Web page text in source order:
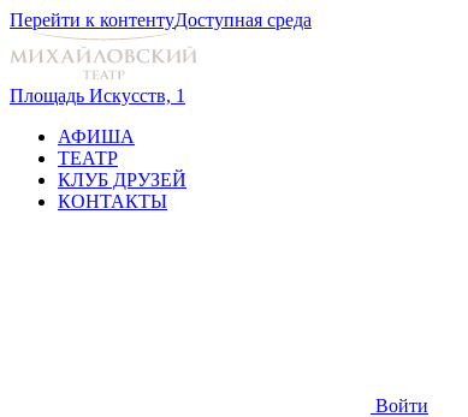
Перейти к контентуДоступная среда
Площадь Искусств, 1
АФИША
ТЕАТР
КЛУБ ДРУЗЕЙ
КОНТАКТЫ
Войти